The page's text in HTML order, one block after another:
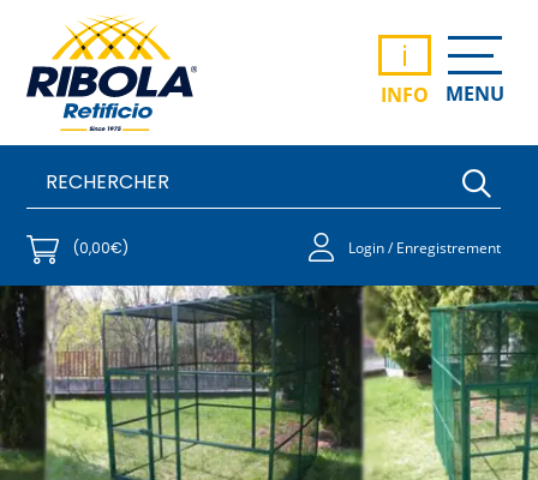
i
INFO MENU
(0,00€) Login / Enregistrement